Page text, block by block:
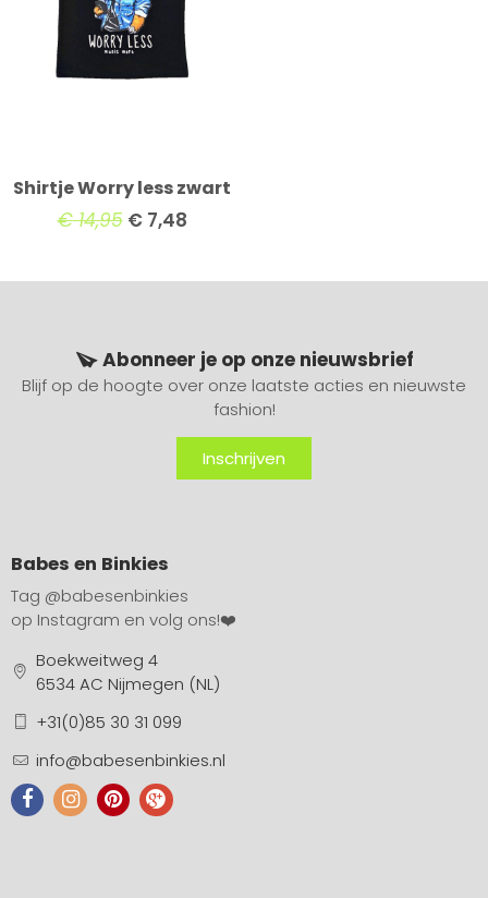
Shirtje Worry less zwart
€14,95 €7,48
Abonneer je op onze nieuwsbrief
Blijf op de hoogte over onze laatste acties en nieuwste
fashion!
Inschrijven
Babes en Binkies
Tag @babesenbinkies
op Instagram en volg ons!❤️
Boekweitweg 4
6534 AC Nijmegen (NL)
+31(0)85 30 31 099
info@babesenbinkies.nl